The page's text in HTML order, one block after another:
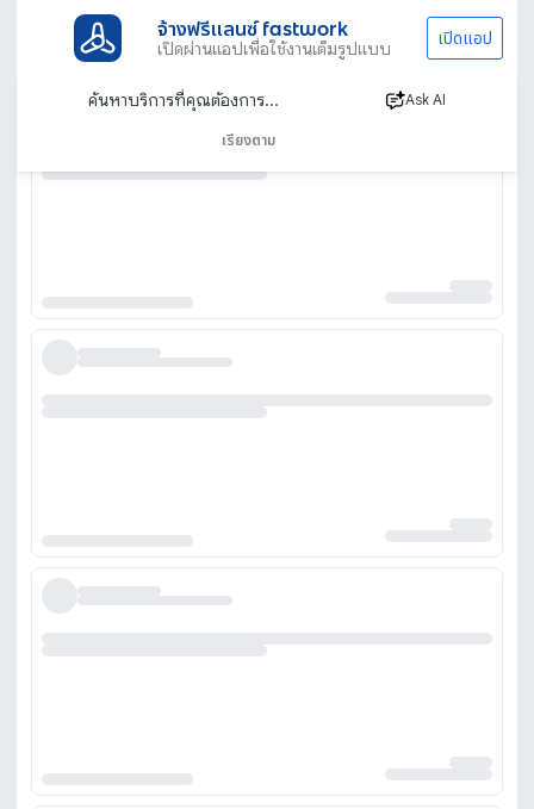
จ้างฟรีแลนซ์ fastwork
เปิดผ่านแอปเพื่อใช้งานเต็มรูปแบบ เปิดแอป
Ask AI
เรียงตาม